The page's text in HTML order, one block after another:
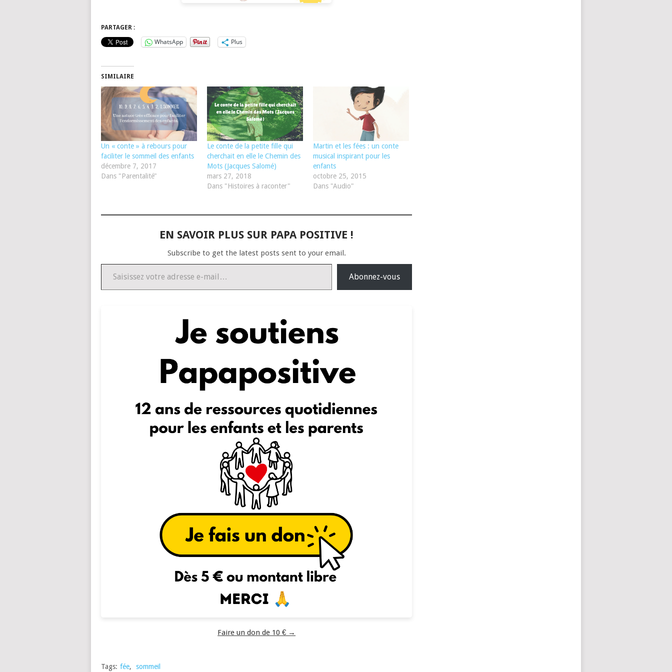
PARTAGER :
WhatsApp Plus
SIMILAIRE
Un « conte » à rebours pour
faciliter le sommeil des enfants
décembre 7, 2017
Dans "Parentalité"
Le conte de la petite fille qui
cherchait en elle le Chemin des
Mots (Jacques Salomé)
mars 27, 2018
Dans "Histoires à raconter"
Martin et les fées : un conte
musical inspirant pour les
enfants
octobre 25, 2015
Dans "Audio"
EN SAVOIR PLUS SUR PAPA POSITIVE !
Subscribe to get the latest posts sent to your email.
Saisissez votre adresse e-mail…
Abonnez-vous
Faire un don de 10 € →
Tags: fée, sommeil